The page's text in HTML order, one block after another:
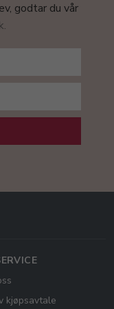
godtar du vår
kjøpsavtale